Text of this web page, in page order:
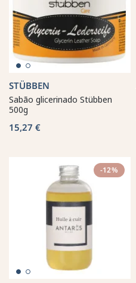
STÜBBEN
Sabão glicerinado Stübben
500g
15,27 €
-12%